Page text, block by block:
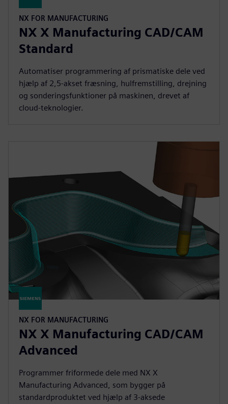
NX FOR MANUFACTURING
NX X Manufacturing CAD/CAM
Standard
Automatiser programmering af prismatiske dele ved
hjælp af 2,5-akset fræsning, hulfremstilling, drejning
og sonderingsfunktioner på maskinen, drevet af
cloud-teknologier.
NX FOR MANUFACTURING
NX X Manufacturing CAD/CAM
Advanced
Programmer friformede dele med NX X
Manufacturing Advanced, som bygger på
standardproduktet ved hjælp af 3-aksede